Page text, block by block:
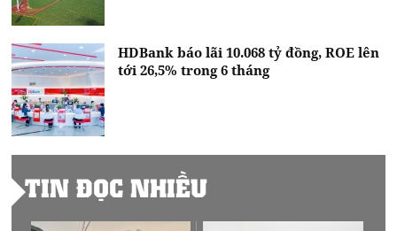
HDBank báo lãi 10.068 tỷ đồng, ROE lên
tới 26,5% trong 6 tháng
TIN ĐỌC NHIỀU